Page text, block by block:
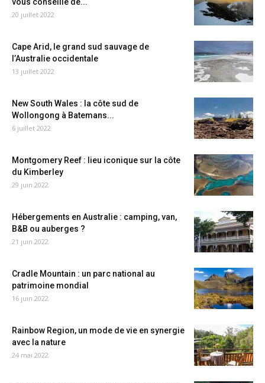
20 juillet 2022
Cape Arid, le grand sud sauvage de
l’Australie occidentale
13 juillet 2022
New South Wales : la côte sud de
Wollongong à Batemans...
6 juillet 2022
Montgomery Reef : lieu iconique sur la côte
du Kimberley
29 juin 2022
Hébergements en Australie : camping, van,
B&B ou auberges ?
21 juin 2022
Cradle Mountain : un parc national au
patrimoine mondial
16 juin 2022
Rainbow Region, un mode de vie en synergie
avec la nature
24 mai 2022